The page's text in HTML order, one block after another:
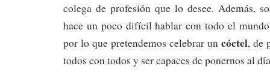
colega de profesión que lo desee. Además,
hace un poco difícil hablar con todo el mundo
por lo que pretendemos celebrar uncóctel, de
todos con todos y ser capaces de ponernos al